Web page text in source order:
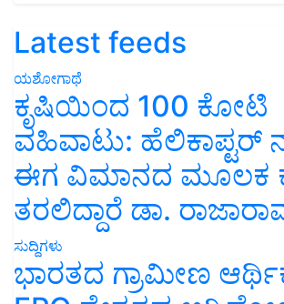
Latest feeds
ಯಶೋಗಾಥೆ
ಕೃಷಿಯಿಂದ 100 ಕೋಟಿ
ವಹಿವಾಟು: ಹೆಲಿಕಾಪ್ಟರ್
ಈಗ ವಿಮಾನದ ಮೂಲಕ
ತರಲಿದ್ದಾರೆ ಡಾ.
ಸುದ್ದಿಗಳು
ಭಾರತದ ಗ್ರಾಮೀಣ